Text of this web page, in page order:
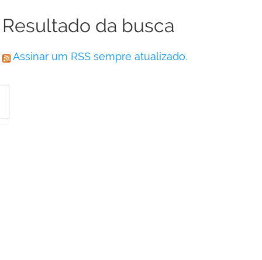
Resultado da busca
Assinar um RSS sempre atualizado.